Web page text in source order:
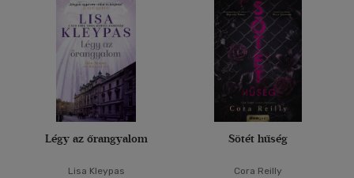
Légy az őrangyalom
Lisa Kleypas
Sötét hűség
Cora Reilly